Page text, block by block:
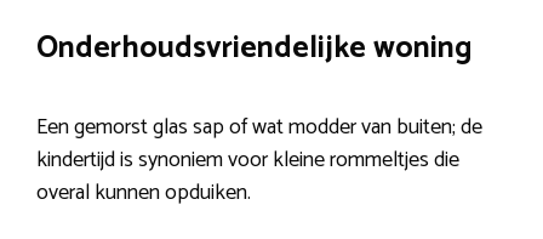
Onderhoudsvriendelijke woning
Een gemorst glas sap of wat modder van buiten; de
kindertijd is synoniem voor kleine rommeltjes die
overal kunnen opduiken.